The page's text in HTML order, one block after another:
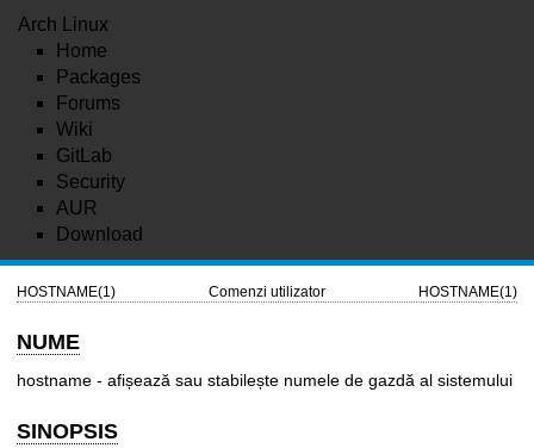
Arch Linux
Home
Packages
Forums
Wiki
GitLab
Security
AUR
Download
HOSTNAME(1) Comenzi utilizator HOSTNAME(1)
NUME
hostname - afișează sau stabilește numele de gazdă al sistemului
SINOPSIS